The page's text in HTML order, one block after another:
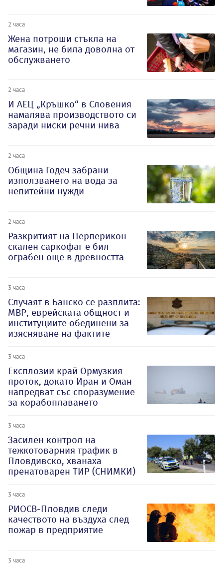
2 часа
Жена потроши стъкла на
магазин, не била доволна от
обслужването
2 часа
И АЕЦ „Кръшко“ в Словения
намалява производството си
заради ниски речни нива
2 часа
Община Годеч забрани
използването на вода за
непитейни нужди
2 часа
Разкритият на Перперикон
скален саркофаг е бил
ограбен още в древността
3 часа
Случаят в Банско се разплита:
МВР, еврейската общност и
институциите обединени за
изясняване на фактите
3 часа
Експлозии край Ормузкия
проток, докато Иран и Оман
напредват със споразумение
за корабоплаването
3 часа
Засилен контрол на
тежкотоварния трафик в
Пловдивско, хванаха
пренатоварен ТИР (СНИМКИ)
3 часа
РИОСВ-Пловдив следи
качеството на въздуха след
пожар в предприятие
3 часа